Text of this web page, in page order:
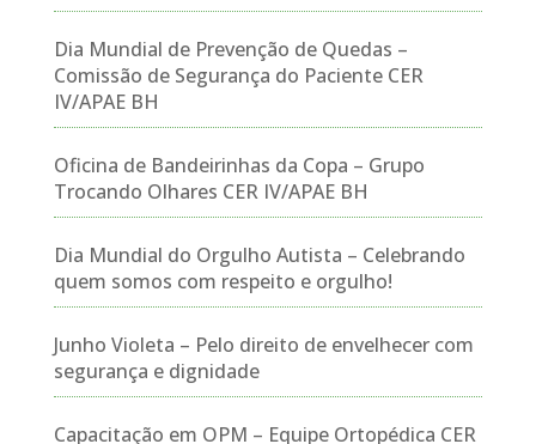
Dia Mundial de Prevenção de Quedas –
Comissão de Segurança do Paciente CER
IV/APAE BH
Oficina de Bandeirinhas da Copa – Grupo
Trocando Olhares CER IV/APAE BH
Dia Mundial do Orgulho Autista – Celebrando
quem somos com respeito e orgulho!
Junho Violeta – Pelo direito de envelhecer com
segurança e dignidade
Capacitação em OPM – Equipe Ortopédica CER